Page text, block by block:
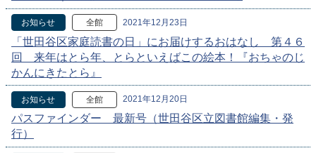
お知らせ 全館 2021年12月23日
「世田谷区家庭読書の日」にお届けするおはなし 第４６
回 来年はとら年、とらといえばこの絵本！『おちゃのじ
かんにきたとら』
お知らせ 全館 2021年12月20日
パスファインダー 最新号（世田谷区立図書館編集・発
行）